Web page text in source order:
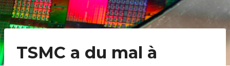
TSMC a du mal à